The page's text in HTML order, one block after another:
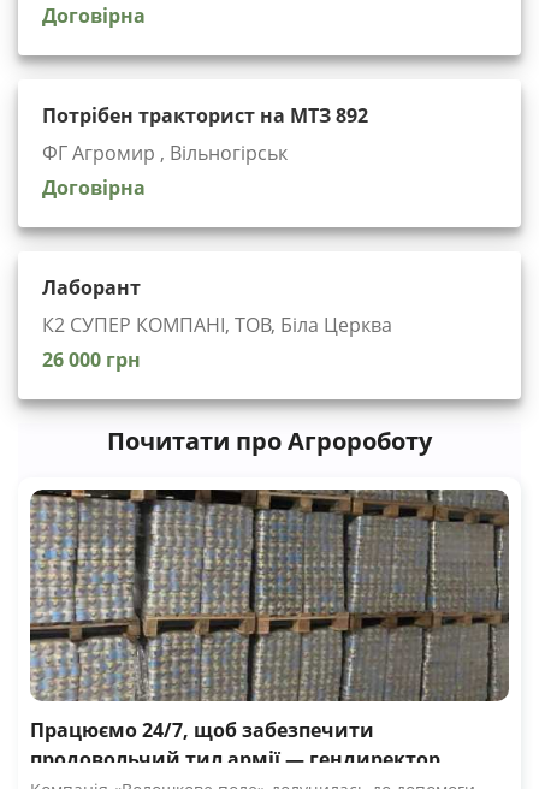
Договірна
Потрібен тракторист на МТЗ 892
ФГ Агромир , Вільногірськ
Договірна
Лаборант
К2 СУПЕР КОМПАНІ, ТОВ, Біла Церква
26 000 грн
Почитати про Агророботу
Працюємо 24/7, щоб забезпечити
продовольчий тил армії — гендиректор